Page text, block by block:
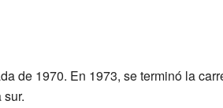
de 1970. En 1973, se terminó la